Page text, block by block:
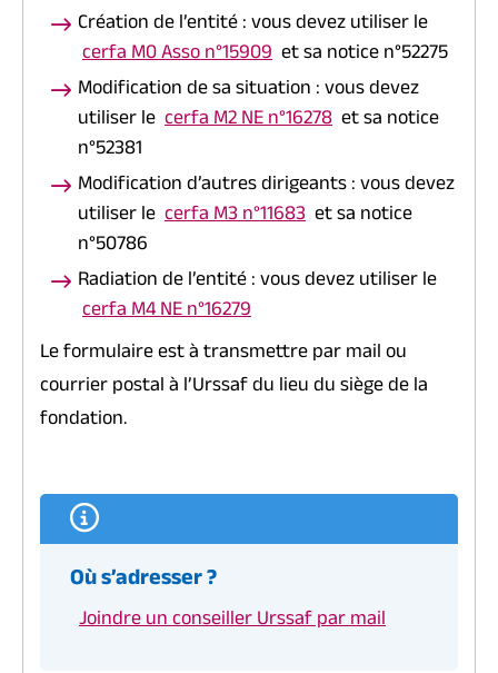
Création de l’entité : vous devez utiliser le
cerfa M0 Asso n°15909 et sa notice n°52275
Modification de sa situation : vous devez
utiliser le cerfa M2 NE n°16278 et sa notice
n°52381
Modification d’autres dirigeants : vous devez
utiliser le cerfa M3 n°11683 et sa notice
n°50786
Radiation de l’entité : vous devez utiliser le
cerfa M4 NE n°16279
Le formulaire est à transmettre par mail ou
courrier postal à l’Urssaf du lieu du siège de la
fondation.
Où s’adresser ?
Joindre un conseiller Urssaf par mail